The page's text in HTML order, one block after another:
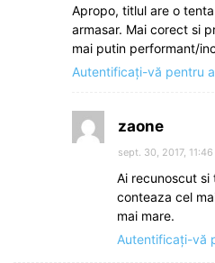
Apropo, titlul are o
armasar. Mai corect si
mai putin performant/
Autentificați-vă pentru
zaone
sept. 30, 2017,
Ai recunoscut
conteaza cel
mai mare.
Autentificați-vă